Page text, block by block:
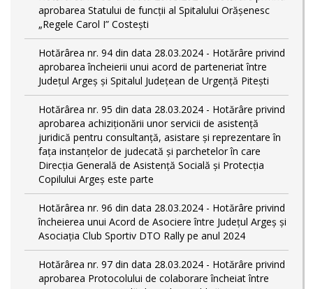
aprobarea Statului de funcţii al Spitalului Orășenesc
„Regele Carol I” Costești
Hotărârea nr. 94 din data 28.03.2024 - Hotărâre privind
aprobarea încheierii unui acord de parteneriat între
Județul Argeș și Spitalul Județean de Urgență Pitești
Hotărârea nr. 95 din data 28.03.2024 - Hotărâre privind
aprobarea achiziționării unor servicii de asistență
juridică pentru consultanță, asistare și reprezentare în
fața instanțelor de judecată și parchetelor în care
Direcția Generală de Asistență Socială și Protecția
Copilului Argeș este parte
Hotărârea nr. 96 din data 28.03.2024 - Hotărâre privind
încheierea unui Acord de Asociere între Județul Argeș și
Asociația Club Sportiv DTO Rally pe anul 2024
Hotărârea nr. 97 din data 28.03.2024 - Hotărâre privind
aprobarea Protocolului de colaborare încheiat între